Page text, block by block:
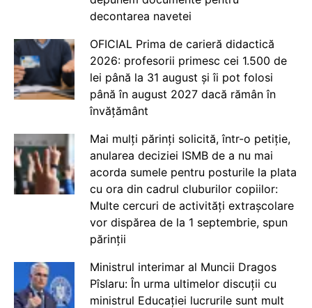
decontarea navetei
OFICIAL Prima de carieră didactică
2026: profesorii primesc cei 1.500 de
lei până la 31 august și îi pot folosi
până în august 2027 dacă rămân în
învățământ
Mai mulți părinți solicită, într-o petiție,
anularea deciziei ISMB de a nu mai
acorda sumele pentru posturile la plata
cu ora din cadrul cluburilor copiilor:
Multe cercuri de activități extrașcolare
vor dispărea de la 1 septembrie, spun
părinții
Ministrul interimar al Muncii Dragos
Pîslaru: În urma ultimelor discuții cu
ministrul Educației lucrurile sunt mult